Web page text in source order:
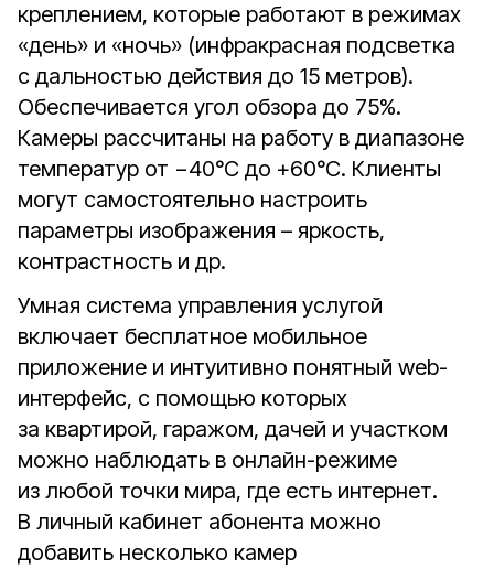
креплением, которые работают в режимах
«день» и «ночь» (инфракрасная подсветка
с дальностью действия до 15 метров).
Обеспечивается угол обзора до 75%.
Камеры рассчитаны на работу в диапазоне
температур от −40°С до +60°С. Клиенты
могут самостоятельно настроить
параметры изображения – яркость,
контрастность и др.
Умная система управления услугой
включает бесплатное мобильное
приложение и интуитивно понятный web-
интерфейс, с помощью которых
за квартирой, гаражом, дачей и участком
можно наблюдать в онлайн-режиме
из любой точки мира, где есть интернет.
В личный кабинет абонента можно
добавить несколько камер